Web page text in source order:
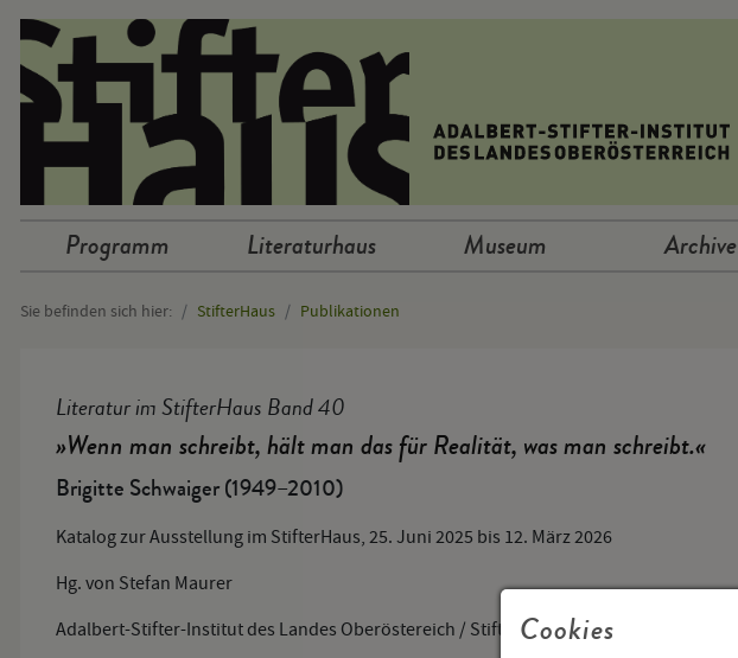
Sprunglinks
Hauptnavigation
Programm Literaturhaus Museum Archive
Sie befinden sich hier: StifterHaus Publikationen
Literatur im StifterHaus Band 40
»Wenn man schreibt, hält man das für Realität, was man schreibt.«
Brigitte Schwaiger (1949–2010)
Katalog zur Ausstellung im StifterHaus, 25. Juni 2025 bis 12. März 2026
Hg. von Stefan Maurer
Adalbert-Stifter-Institut des Landes Oberöstereich / StifterHausCookies